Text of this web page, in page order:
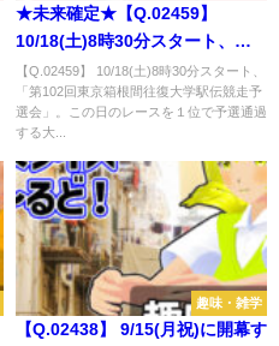
★未来確定★【Q.02459】
10/18(土)8時30分スタート、
「第102回東京箱根間往復大学駅
伝競走予選会」。この日のレー
スを１位で予選通過する大学
【Q.02459】 10/18(土)8時30分スタート、
「第102回東京箱根間往復大学駅伝競走予
選会」。この日のレースを１位で予選通過
する大...
趣味・雑学
【Q.02438】 9/15(月祝)に開幕す